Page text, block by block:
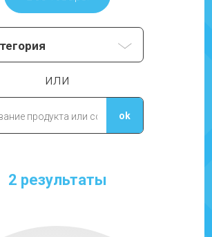
или
2 результаты